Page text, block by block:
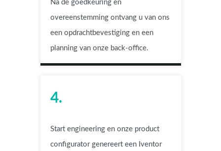
Na de goedkeuring en
overeenstemming ontvang u van ons
een opdrachtbevestiging en een
planning van onze back-office.
4.
Start engineering en onze product
configurator genereert een Iventor